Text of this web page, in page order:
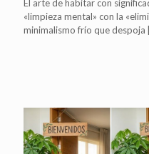
El arte de habitar con
«limpieza mental» con la
minimalismo frío que despoja